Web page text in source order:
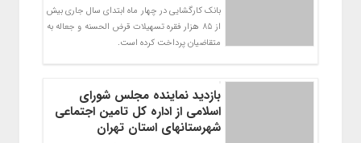
بانک کارگشایی در چهار ماه ابتدای سال جاری بیش
از 85 هزار فقره تسهیلات قرض الحسنه و جعاله به
متقاضیان پرداخت کرده است.
بازدید نماینده مجلس شورای
اسلامی از اداره کل تامین اجتماعی
شهرستانهای استان تهران